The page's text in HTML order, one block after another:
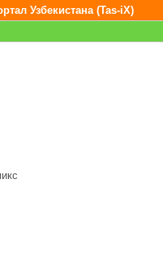
Узбекистана (Tas-iX)